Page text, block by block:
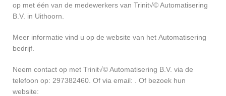
op met één van de medewerkers van Trinit√© Automatisering
B.V. in Uithoorn.
Meer informatie vind u op de website van het Automatisering
bedrijf.
Neem contact op met Trinit√© Automatisering B.V. via de
telefoon op: 297382460. Of via email:
. Of bezoek hun
website: